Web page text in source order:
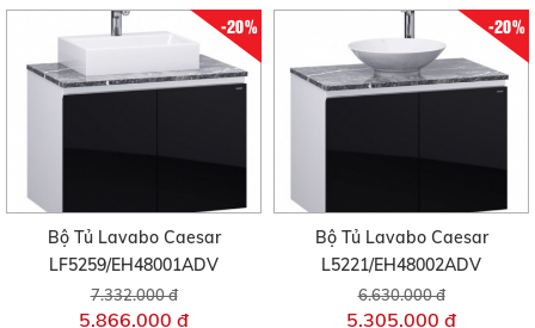
-20%
Bộ Tủ Lavabo Caesar
LF5259/EH48001ADV
7.332.000 đ
5.866.000 đ
-20%
Bộ Tủ Lavabo Caesar
L5221/EH48002ADV
6.630.000 đ
5.305.000 đ